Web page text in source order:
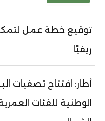
ريفيًا
أطار: افتتاح تصفيات
الوطنية للفئات